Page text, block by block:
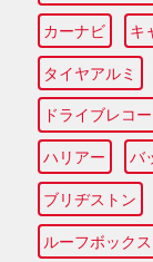
カーナビ キ
タイヤアルミ
ドライブレコ
ハリアー バ
ブリヂストン
ルーフボックス